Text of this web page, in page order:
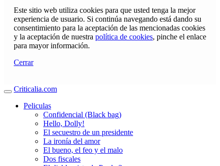
Este sitio web utiliza cookies para que usted tenga la mejor
experiencia de usuario. Si continúa navegando está dando su
consentimiento para la aceptación de las mencionadas cookies
y la aceptación de nuestra política de cookies, pinche el enlace
para mayor información.
Cerrar
Criticalia.com
Peliculas
Confidencial (Black bag)
Hello, Dolly!
El secuestro de un presidente
La ironía del amor
El bueno, el feo y el malo
Dos fiscales